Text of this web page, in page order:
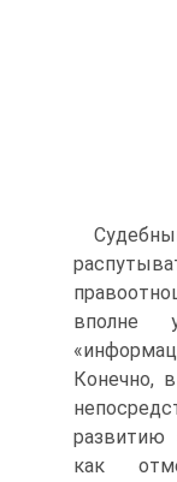
вполне
Конечно,
развитию
как